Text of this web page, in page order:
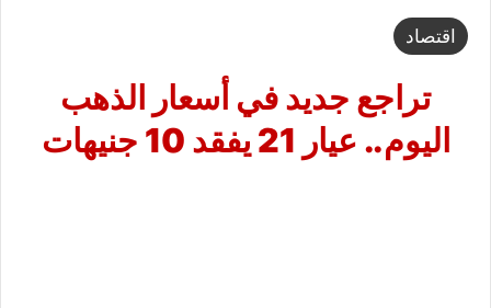
اقتصاد
تراجع جديد في أسعار الذهب
اليوم.. عيار 21 يفقد 10 جنيهات